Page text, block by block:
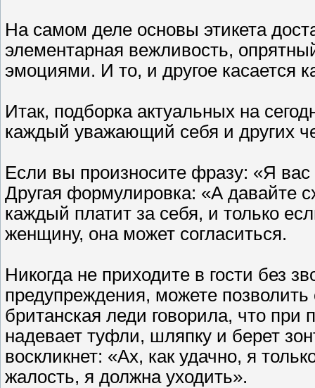
На самом деле основы этикета
элементарная вежливость,
эмоциями. И то, и другое касается
Итак, подборка актуальных на
каждый уважающий себя и других
Если вы произносите фразу: «Я
Другая формулировка: «А давайте
каждый платит за себя, и только
женщину, она может согласиться.
Никогда не приходите в гости без
предупреждения, можете
британская леди говорила, что при
надевает туфли, шляпку и берет
воскликнет: «Ах, как удачно, я
жалость, я должна уходить».